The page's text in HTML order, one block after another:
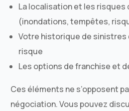
La localisation et les risques
(inondations, tempêtes,
Votre historique de sinistres
risque
Les options de franchise et
Ces éléments ne s’opposent
négociation. Vous pouvez